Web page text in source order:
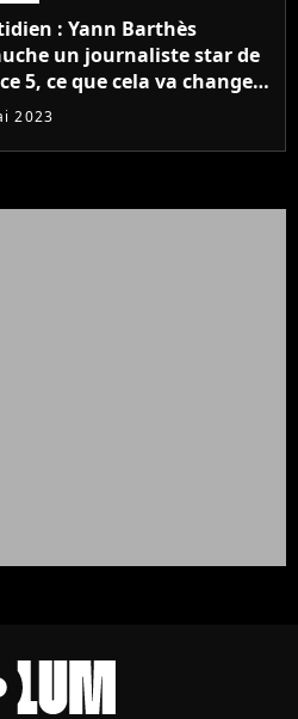
: Yann Barthès
un journaliste star de
5, ce que cela va changer
2023